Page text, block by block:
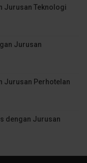
Jurusan Teknologi
Jurusan
Jurusan Perhotelan
dengan Jurusan